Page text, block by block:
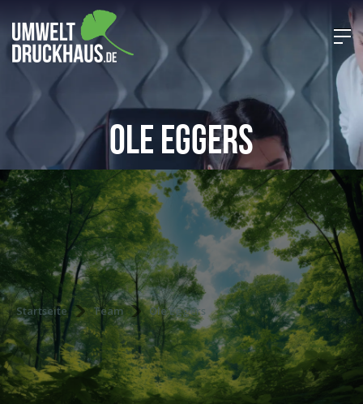
Ole Eggers
Startseite Team Ole Eggers